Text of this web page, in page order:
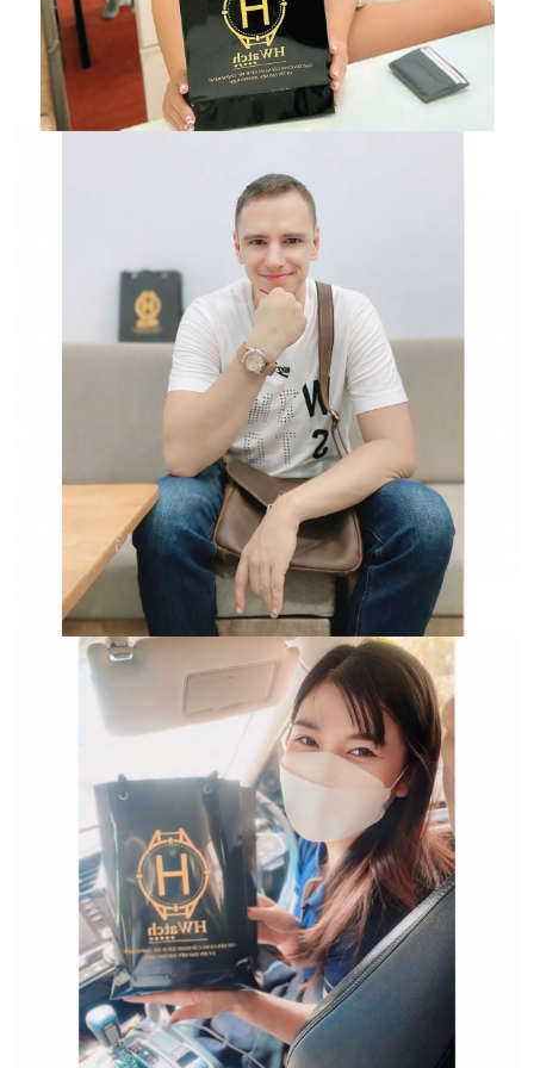
HWATCH Chuyên Nhập khẩu Và Phân Phối Các Loại
Đồng Hồ Chính Hãng
Hwatch Chuyên Nhập khẩu Và Phân Phối Các Loại
Đồng Hồ Chính Hãng
Trường hợp không chấp
nhận đổi hoặc trả sản
phẩm: